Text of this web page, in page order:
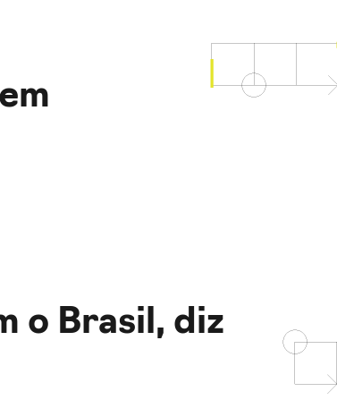
o Brasil, diz